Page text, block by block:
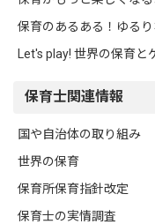
保育のあるある！ゆる
Let's play! 世界の保育と
保育士関連情報
国や自治体の取り組み
世界の保育
保育所保育指針改定
保育士の実情調査